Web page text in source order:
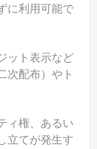
に利用可能で
ット表示など
次配布）やト
ィ権、あるい
立てが発生す